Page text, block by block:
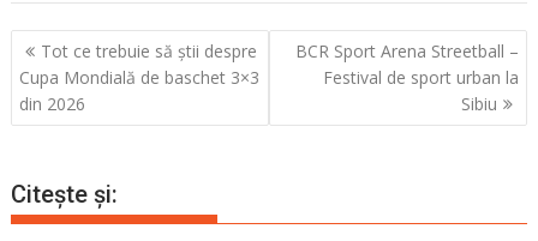
Navigare
în
articole
Tot ce trebuie să știi despre
Cupa Mondială de baschet 3×3
din 2026
BCR Sport Arena Streetball –
Festival de sport urban la
Sibiu
Citește și: